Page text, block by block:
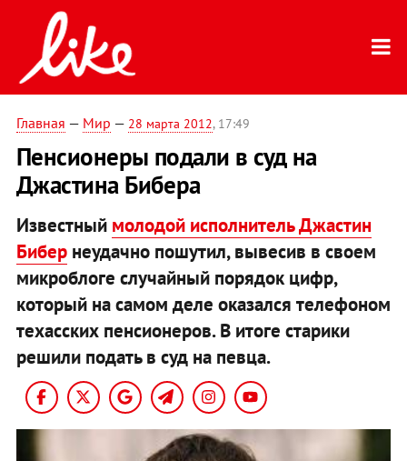
Главная — Мир — 28 марта 2012, 17:49
Пенсионеры подали в суд на
Джастина Бибера
Известный молодой исполнитель Джастин
Бибернеудачно пошутил, вывесив в своем
микроблоге случайный порядок цифр,
который на самом деле оказался телефоном
техасских пенсионеров. В итоге старики
решили подать в суд на певца.